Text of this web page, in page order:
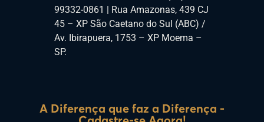
99332-0861 | Rua Amazonas, 439 CJ
45 – XP São Caetano do Sul (ABC) /
Av. Ibirapuera, 1753 – XP Moema –
SP.
A Diferença que faz a Diferença -